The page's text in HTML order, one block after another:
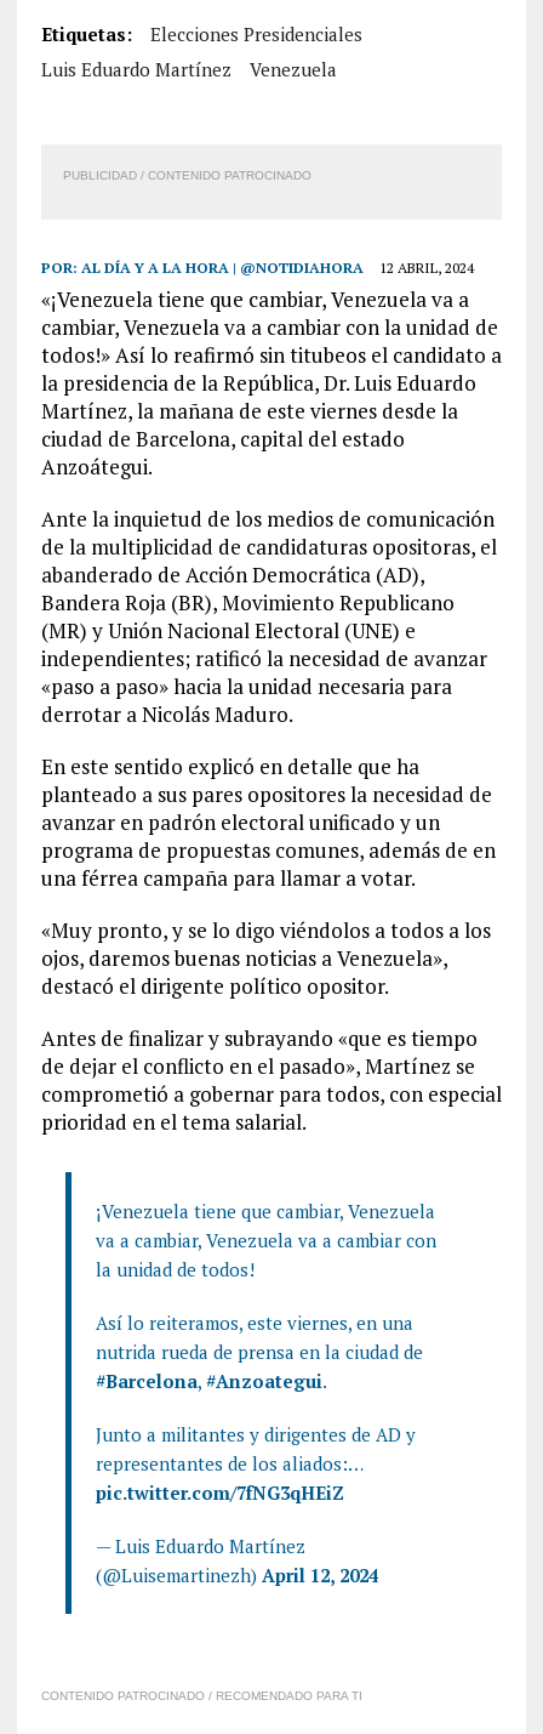
Etiquetas:
Elecciones Presidenciales
Luis Eduardo Martínez
Venezuela
PUBLICIDAD / CONTENIDO PATROCINADO
POR: AL DÍA Y A LA HORA | @NOTIDIAHORA 12 ABRIL, 2024
«¡Venezuela tiene que cambiar, Venezuela va a
cambiar, Venezuela va a cambiar con la unidad de
todos!» Así lo reafirmó sin titubeos el candidato a
la presidencia de la República, Dr. Luis Eduardo
Martínez, la mañana de este viernes desde la
ciudad de Barcelona, capital del estado
Anzoátegui.
Ante la inquietud de los medios de comunicación
de la multiplicidad de candidaturas opositoras, el
abanderado de Acción Democrática (AD),
Bandera Roja (BR), Movimiento Republicano
(MR) y Unión Nacional Electoral (UNE) e
independientes; ratificó la necesidad de avanzar
«paso a paso» hacia la unidad necesaria para
derrotar a Nicolás Maduro.
En este sentido explicó en detalle que ha
planteado a sus pares opositores la necesidad de
avanzar en padrón electoral unificado y un
programa de propuestas comunes, además de en
una férrea campaña para llamar a votar.
«Muy pronto, y se lo digo viéndolos a todos a los
ojos, daremos buenas noticias a Venezuela»,
destacó el dirigente político opositor.
Antes de finalizar y subrayando «que es tiempo
de dejar el conflicto en el pasado», Martínez se
comprometió a gobernar para todos, con especial
prioridad en el tema salarial.
¡Venezuela tiene que cambiar, Venezuela
va a cambiar, Venezuela va a cambiar con
la unidad de todos!
Así lo reiteramos, este viernes, en una
nutrida rueda de prensa en la ciudad de
#Barcelona, #Anzoategui.
Junto a militantes y dirigentes de AD y
representantes de los aliados:…
pic.twitter.com/7fNG3qHEiZ
— Luis Eduardo Martínez
(@Luisemartinezh) April 12, 2024
CONTENIDO PATROCINADO / RECOMENDADO PARA TI